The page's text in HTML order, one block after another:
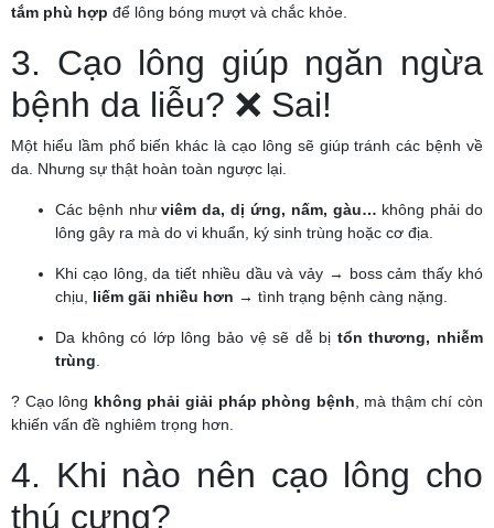
tắm phù hợp để lông bóng mượt và chắc khỏe.
3. Cạo lông giúp ngăn ngừa
bệnh da liễu? ❌ Sai!
Một hiểu lầm phổ biến khác là cạo lông sẽ giúp tránh các bệnh về
da. Nhưng sự thật hoàn toàn ngược lại.
Các bệnh nhưviêm da, dị ứng, nấm, gàu… không phải do
lông gây ra mà do vi khuẩn, ký sinh trùng hoặc cơ địa.
Khi cạo lông, da tiết nhiều dầu và vảy → boss cảm thấy khó
chịu, liếm gãi nhiều hơn → tình trạng bệnh càng nặng.
Da không có lớp lông bảo vệ sẽ dễ bị tổn thương, nhiễm
trùng
? Cạo lông không phải giải pháp phòng bệnh , mà thậm chí còn
khiến vấn đề nghiêm trọng hơn.
4. Khi nào nên cạo lông cho
thú cưng?